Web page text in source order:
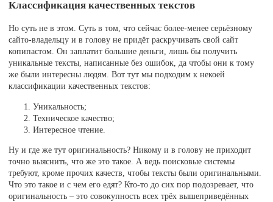
Классификация качественных текстов
Но суть не в этом. Суть в том, что сейчас более-менее серьёзному
сайто-владельцу и в голову не придёт раскручивать свой сайт
копипастом. Он заплатит большие деньги, лишь бы получить
уникальные тексты, написанные без ошибок, да чтобы они к тому
же были интересны людям. Вот тут мы подходим к некоей
классификации качественных текстов:
Уникальность;
Техническое качество;
Интересное чтение.
Ну и где же тут оригинальность? Никому и в голову не приходит
точно выяснить, что же это такое. А ведь поисковые системы
требуют, кроме прочих качеств, чтобы тексты были оригинальными.
Что это такое и с чем его едят? Кто-то до сих пор подозревает, что
оригинальность – это совокупность всех трёх вышеприведённых